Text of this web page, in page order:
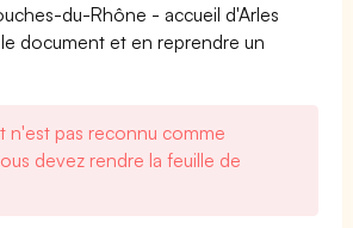
du-Rhône - accueil d'Arles
document et en reprendre un
n'est pas reconnu comme
devez rendre la feuille de